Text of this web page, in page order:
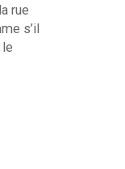
rue
s’il